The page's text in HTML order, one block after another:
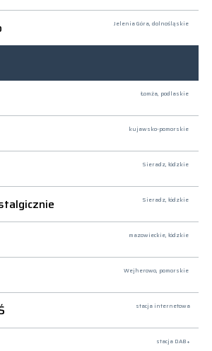
Jelenia Góra, dolnośląskie
Łomża, podlaskie
kujawsko-pomorskie
Sieradz, łódzkie
Sieradz, łódzkie
mazowieckie, łódzkie
Wejherowo, pomorskie
stacja internetowa
stacja DAB+